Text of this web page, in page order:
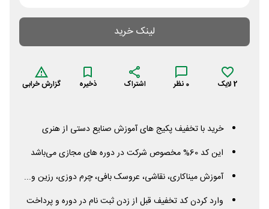
لینک خرید
2لایک 0 نظر اشتراک ذخیره گزارش خرابی
خرید با تخفیف پکیج های آموزش صنایع دستی از هنری
این کد 60% مخصوص شرکت در دوره های مجازی می‌باشد
آموزش میناکاری، نقاشی، عروسک بافی، چرم دوزی، رزین و...
وارد کردن کد تخفیف قبل از زدن ثبت نام در دوره و پرداخت